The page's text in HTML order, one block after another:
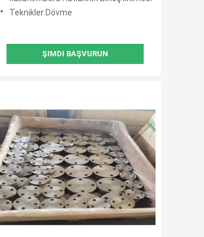
Teknikler:Dövme
ŞIMDI BAŞVURUN